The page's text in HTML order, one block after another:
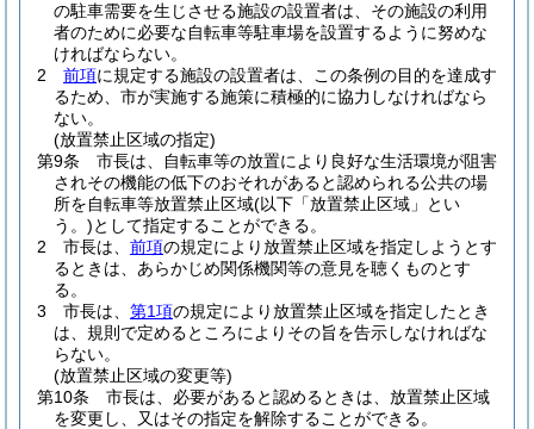
の駐車需要を生じさせる施設の設置者は、その施設の利用
者のために必要な自転車等駐車場を設置するように努めな
ければならない。
2
前項に規定する施設の設置者は、この条例の目的を達成す
るため、市が実施する施策に積極的に協力しなければなら
ない。
(放置禁止区域の指定)
第9条
市長は、自転車等の放置により良好な生活環境が阻害
されその機能の低下のおそれがあると認められる公共の場
所を自転車等放置禁止区域(以下「放置禁止区域」とい
う。)として指定することができる。
2
市長は、 前項の規定により放置禁止区域を指定しようとす
るときは、あらかじめ関係機関等の意見を聴くものとす
る。
3
市長は、 第1項の規定により放置禁止区域を指定したとき
は、規則で定めるところによりその旨を告示しなければな
らない。
(放置禁止区域の変更等)
第10条
市長は、必要があると認めるときは、放置禁止区域
を変更し、又はその指定を解除することができる。